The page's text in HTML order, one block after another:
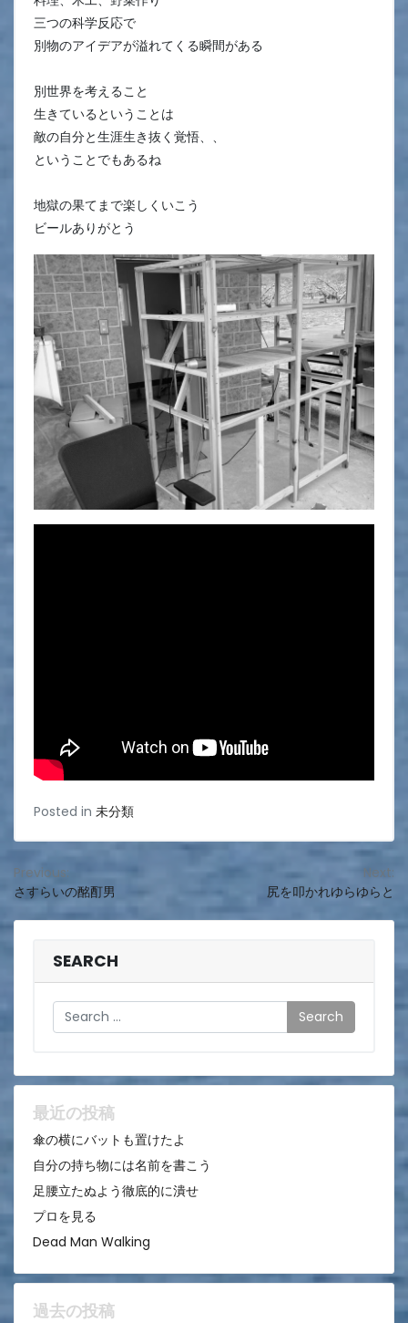
三つの科学反応で
別物のアイデアが溢れてくる瞬間がある
別世界を考えること
生きているということは
敵の自分と生涯生き抜く覚悟、、
ということでもあるね
地獄の果てまで楽しくいこう
ビールありがとう
Posted in 未分類
投
稿
ナ
ョ
ン
Previous:
さすらいの酩酊男
Next:
尻を叩かれゆらゆらと
SEARCH
Search
最近の投稿
傘の横にバットも置けたよ
自分の持ち物には名前を書こう
足腰立たぬよう徹底的に潰せ
プロを見る
Dead Man Walking
過去の投稿